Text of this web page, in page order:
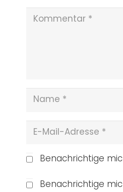
Benachrichtige
Benachrichtige